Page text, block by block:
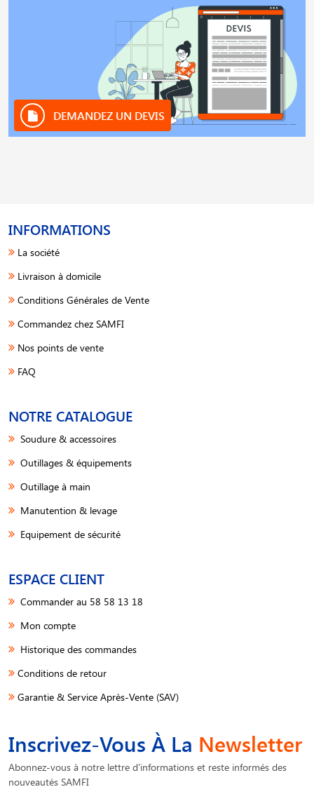
DEMANDEZ UN DEVIS
INFORMATIONS
La société
Livraison à domicile
Conditions Générales de Vente
Commandez chez SAMFI
Nos points de vente
FAQ
NOTRE CATALOGUE
Soudure & accessoires
Outillages & équipements
Outillage à main
Manutention & levage
Equipement de sécurité
ESPACE CLIENT
Commander au 58 58 13 18
Mon compte
Historique des commandes
Conditions de retour
Garantie & Service Après-Vente (SAV)
Inscrivez-Vous À La Newsletter
Abonnez-vous à notre lettre d'informations et reste informés des
nouveautés SAMFI